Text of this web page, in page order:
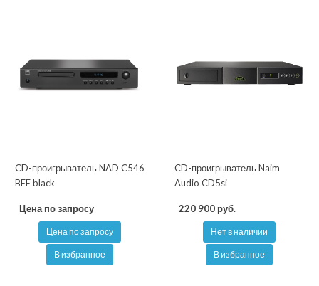
CD-проигрыватель NAD C546
BEE black
Цена по запросу
Цена по запросу
В избранное
CD-проигрыватель Naim
Audio CD5si
220 900 руб.
Нет в наличии
В избранное